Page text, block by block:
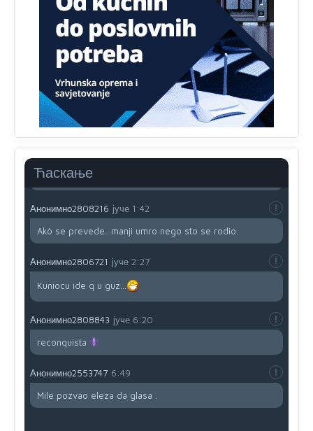
Ћаскање
genocidna tvorevina pravi smetnju a recimo Srbija je
davno priznala.Nasvakom proizvodu iz Srbije stoji -
uvoznik za Kosovo
Анонимно2806721
Sve i da se nekim čudom vojska Srbije "vrati" na
Kosovo-kome će se vratiti? Gdje je dobrodošla i koga
da brani? A imamo vojsku Kosova kojoj želimo svako
dobro i da se što bolje opreme
i mi tebi želimo dug život i tešku bolest
Анонимно2808216 јуче 1:42
Akò se prevede...manji umro nego sto se rodio.
Анонимно2806721 јуче 2:27
Kuniocu ide q u guz...
Анонимно2808843 јуче 6:20
reconquista
Анонимно2553747 6:49
Mile pozvao eleza da glasa .